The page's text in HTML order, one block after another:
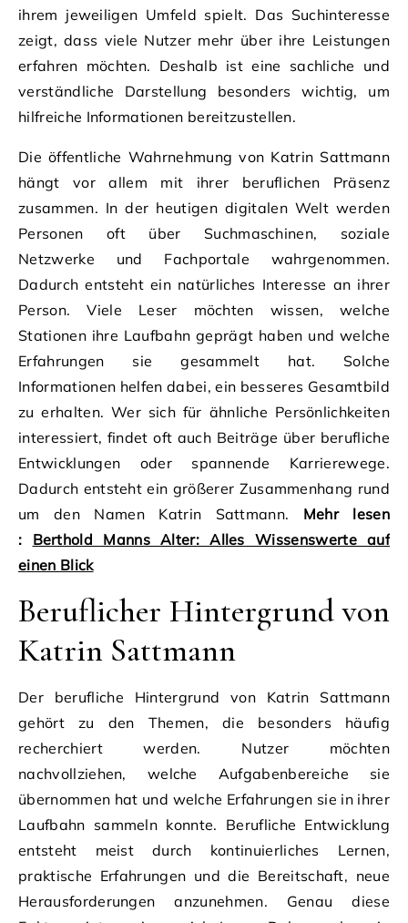
ihrem jeweiligen Umfeld spielt. Das Suchinteresse
zeigt, dass viele Nutzer mehr über ihre Leistungen
erfahren möchten. Deshalb ist eine sachliche und
verständliche Darstellung besonders wichtig, um
hilfreiche Informationen bereitzustellen.
Die öffentliche Wahrnehmung von Katrin Sattmann
hängt vor allem mit ihrer beruflichen Präsenz
zusammen. In der heutigen digitalen Welt werden
Personen oft über Suchmaschinen, soziale
Netzwerke und Fachportale wahrgenommen.
Dadurch entsteht ein natürliches Interesse an ihrer
Person. Viele Leser möchten wissen, welche
Stationen ihre Laufbahn geprägt haben und welche
Erfahrungen sie gesammelt hat. Solche
Informationen helfen dabei, ein besseres Gesamtbild
zu erhalten. Wer sich für ähnliche Persönlichkeiten
interessiert, findet oft auch Beiträge über berufliche
Entwicklungen oder spannende Karrierewege.
Dadurch entsteht ein größerer Zusammenhang rund
um den Namen Katrin Sattmann. Mehr lesen
: Berthold Manns Alter: Alles Wissenswerte auf
einen Blick
Beruflicher Hintergrund von
Katrin Sattmann
Der berufliche Hintergrund von Katrin Sattmann
gehört zu den Themen, die besonders häufig
recherchiert werden. Nutzer möchten
nachvollziehen, welche Aufgabenbereiche sie
übernommen hat und welche Erfahrungen sie in ihrer
Laufbahn sammeln konnte. Berufliche Entwicklung
entsteht meist durch kontinuierliches Lernen,
praktische Erfahrungen und die Bereitschaft, neue
Herausforderungen anzunehmen. Genau diese